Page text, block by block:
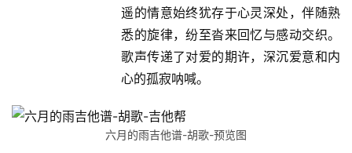
遥的情意始终犹存于心灵深处，伴随熟
悉的旋律，纷至沓来回忆与感动交织。
歌声传递了对爱的期许，深沉爱意和内
心的孤寂呐喊。
六月的雨吉他谱-胡歌-预览图